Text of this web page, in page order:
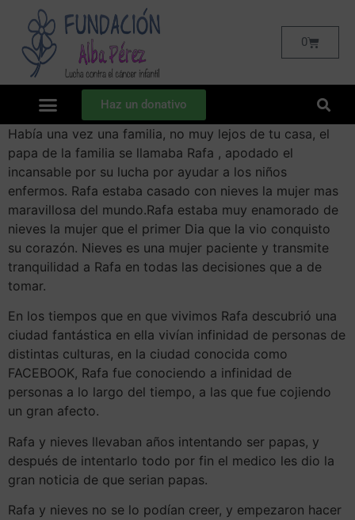
0
Haz un donativo
Había una vez una familia, no muy lejos de tu casa, el
papa de la familia se llamaba Rafa , apodado el
incansable por su lucha por ayudar a los niños
enfermos. Rafa estaba casado con nieves la mujer mas
maravillosa del mundo.Rafa estaba muy enamorado de
nieves la mujer que el primer Dia que la vio conquisto
su corazón. Nieves es una mujer paciente y transmite
tranquilidad a Rafa en todas las decisiones que a de
tomar.
En los tiempos que en que vivimos Rafa descubrió una
ciudad fantástica en ella vivían infinidad de personas de
distintas culturas, en la ciudad conocida como
FACEBOOK, Rafa fue conociendo a infinidad de
personas a lo largo del tiempo, a las que fue cojiendo
un gran afecto.
Rafa y nieves llevaban años intentando ser papas, y
después de intentarlo todo por fin el medico les dio la
gran noticia de que serian papas.
Rafa y nieves no se lo podían creer, y empezaron hacer